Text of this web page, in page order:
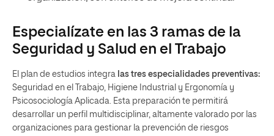
Especialízate en las 3 ramas de la
Seguridad y Salud en el Trabajo
El plan de estudios integra las tres especialidades preventivas:
Seguridad en el Trabajo, Higiene Industrial y Ergonomía y
Psicosociología Aplicada. Esta preparación te permitirá
desarrollar un perfil multidisciplinar, altamente valorado por las
organizaciones para gestionar la prevención de riesgos